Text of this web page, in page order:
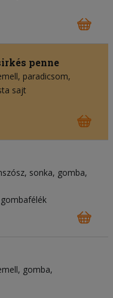
penne
paradicsom
sajt
sonka gomba
gomba